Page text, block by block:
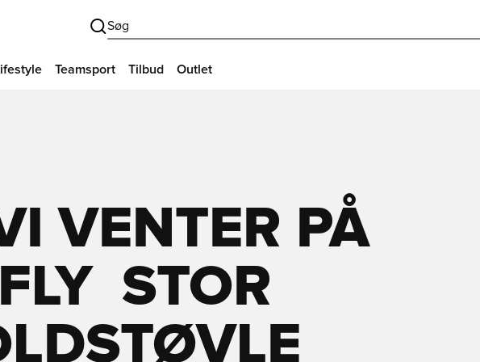
Søg
Teamsport Tilbud Outlet
VENTER PÅ
 STOR